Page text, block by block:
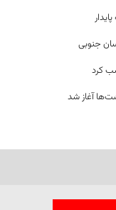
جنوبی
کرد